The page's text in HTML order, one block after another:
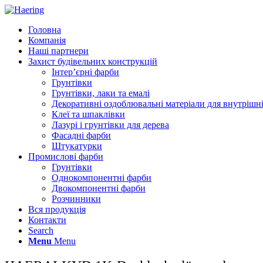
Головна
Компанія
Наші партнери
Захист будівельних конструкцій
Інтер’єрні фарби
Грунтівки
Грунтівки, лаки та емалі
Декоративні оздоблювальні матеріали для
Клеї та шпаклівки
Лазурі і грунтівки для дерева
Фасадні фарби
Штукатурки
Промислові фарби
Грунтівки
Однокомпонентні фарби
Двокомпонентні фарби
Розчинники
Вся продукція
Контакти
Search
Menu Menu